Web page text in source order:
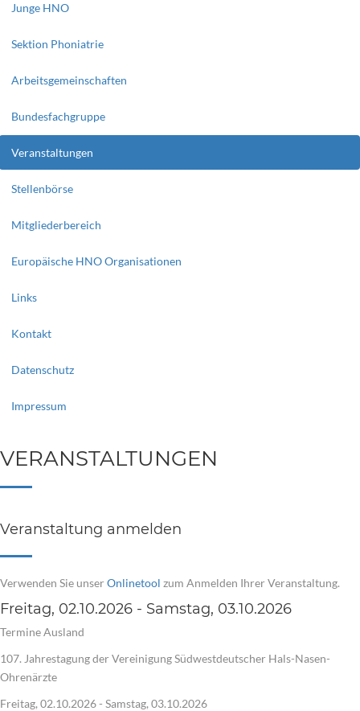
Junge HNO
Sektion Phoniatrie
Arbeitsgemeinschaften
Bundesfachgruppe
Veranstaltungen
Stellenbörse
Mitgliederbereich
Europäische HNO Organisationen
Links
Kontakt
Datenschutz
Impressum
VERANSTALTUNGEN
Veranstaltung anmelden
Verwenden Sie unser Onlinetool zum Anmelden Ihrer Veranstaltung.
Freitag, 02.10.2026 - Samstag, 03.10.2026
Termine Ausland
107. Jahrestagung der Vereinigung Südwestdeutscher Hals-Nasen-
Ohrenärzte
Freitag, 02.10.2026 - Samstag, 03.10.2026